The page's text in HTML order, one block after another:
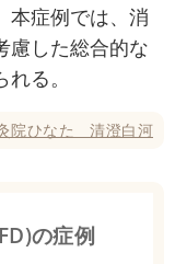
本症例では、消
慮した総合的な
る。
院ひなた 清澄白河
の症例